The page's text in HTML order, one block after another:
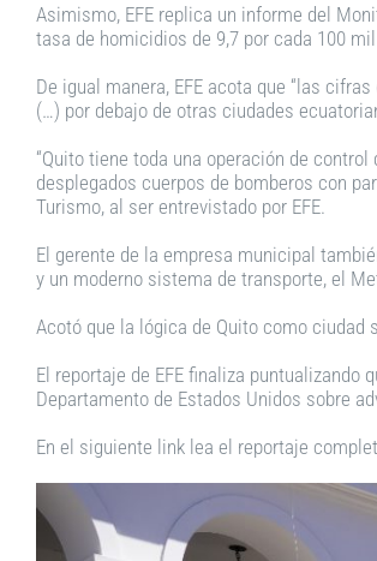
Asimismo, EFE replica un informe del
tasa de homicidios de 9,7 por cada 100
De igual manera, EFE acota que “las
(…) por debajo de otras ciudades
“Quito tiene toda una operación de
desplegados cuerpos de bomberos con
Turismo, al ser entrevistado por EFE.
El gerente de la empresa municipal
y un moderno sistema de transporte, el
Acotó que la lógica de Quito como ciudad
El reportaje de EFE finaliza
Departamento de Estados Unidos sobre
En el siguiente link lea el reportaje